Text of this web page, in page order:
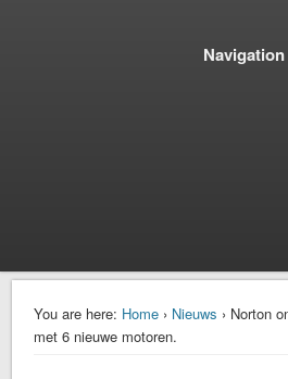
Navigation
You are here: Home › Nieuws › Norton
met 6 nieuwe motoren.